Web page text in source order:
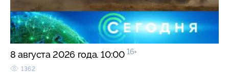
8 августа 2026 года. 10:00 16+
1362